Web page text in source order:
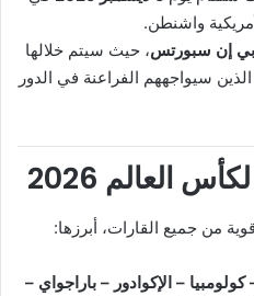
واشنطن.
بي إن سبورتس، حيث سيتم خلالها
سيواجههم الفراعنة في الدور
العالم 2026
من جميع القارات، أبرزها:
– الإكوادور – باراجواي –